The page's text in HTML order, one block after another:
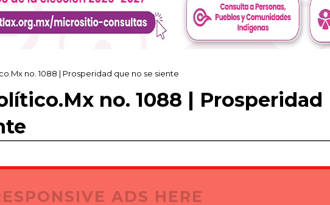
no. 1088 | Prosperidad que no se siente
no. 1088 | Prosperidad
ADS HERE